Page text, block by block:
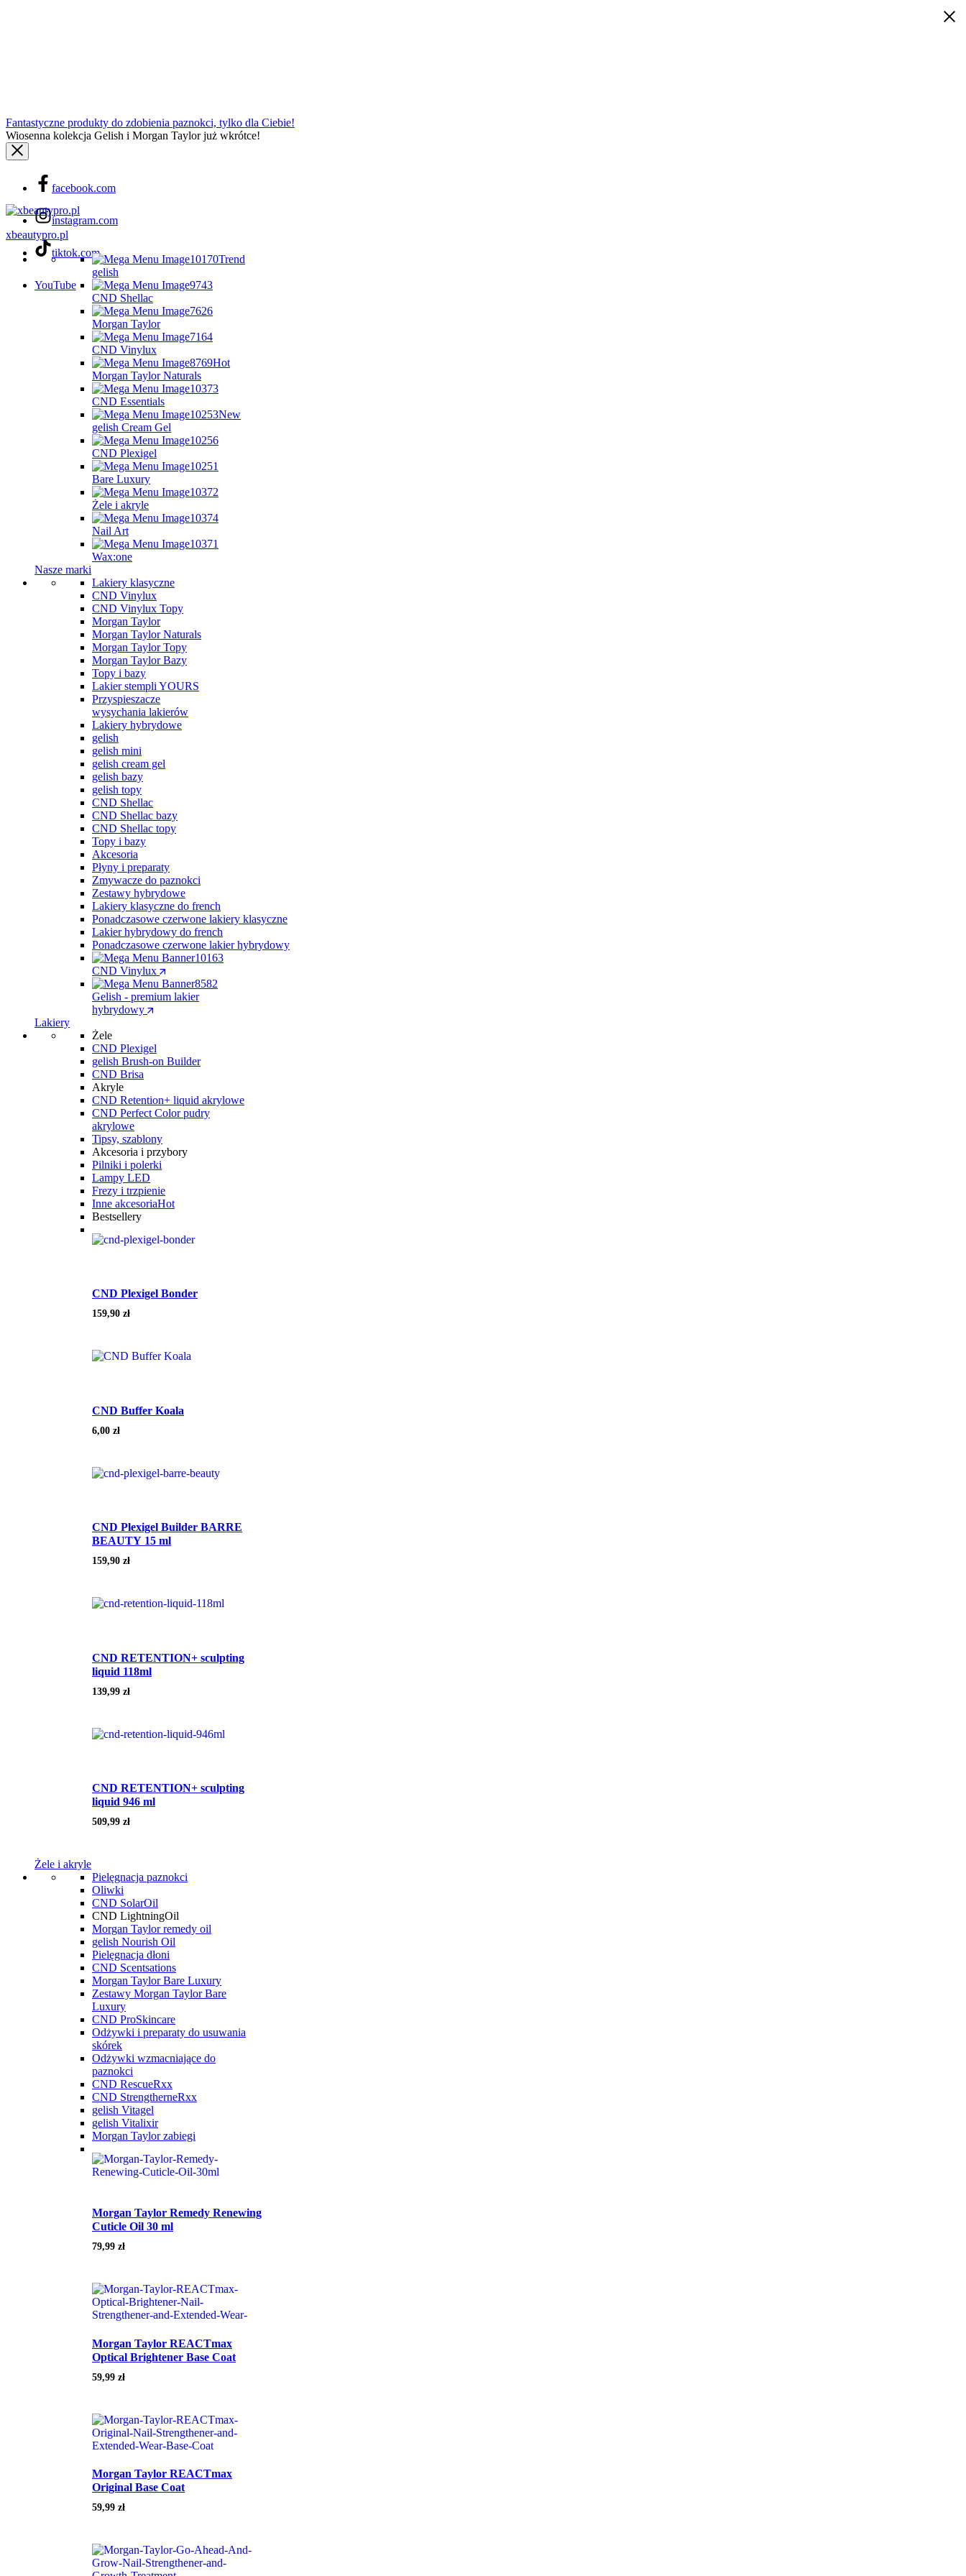
Fantastyczne produkty do zdobienia paznokci, tylko dla Ciebie!
Wiosenna kolekcja Gelish i Morgan Taylor już wkrótce!
facebook.com
instagram.com
tiktok.com
YouTube
xbeautypro.pl
Trend
gelish
CND Shellac
Morgan Taylor
CND Vinylux
Hot
Morgan Taylor Naturals
CND Essentials
New
gelish Cream Gel
CND Plexigel
Bare Luxury
Żele i akryle
Nail Art
Wax:one
Nasze marki
Lakiery klasyczne
CND Vinylux
CND Vinylux Topy
Morgan Taylor
Morgan Taylor Naturals
Morgan Taylor Topy
Morgan Taylor Bazy
Topy i bazy
Lakier stempli YOURS
Przyspieszacze
wysychania lakierów
Lakiery hybrydowe
gelish
gelish mini
gelish cream gel
gelish bazy
gelish topy
CND Shellac
CND Shellac bazy
CND Shellac topy
Topy i bazy
Akcesoria
Płyny i preparaty
Zmywacze do paznokci
Zestawy hybrydowe
Lakiery klasyczne do french
Ponadczasowe czerwone lakiery klasyczne
Lakier hybrydowy do french
Ponadczasowe czerwone lakier hybrydowy
CND Vinylux
Gelish - premium lakier
hybrydowy
Lakiery
Żele
CND Plexigel
gelish Brush-on Builder
CND Brisa
Akryle
CND Retention+ liquid akrylowe
CND Perfect Color pudry
akrylowe
Tipsy, szablony
Akcesoria i przybory
Pilniki i polerki
Lampy LED
Frezy i trzpienie
Inne akcesoriaHot
Bestsellery
CND Plexigel Bonder
159,90 zł
CND Buffer Koala
6,00 zł
CND Plexigel Builder BARRE
BEAUTY 15 ml
159,90 zł
CND RETENTION+ sculpting
liquid 118ml
139,99 zł
CND RETENTION+ sculpting
liquid 946 ml
509,99 zł
Żele i akryle
Pielęgnacja paznokci
Oliwki
CND SolarOil
CND LightningOil
Morgan Taylor remedy oil
gelish Nourish Oil
Pielęgnacja dłoni
CND Scentsations
Morgan Taylor Bare Luxury
Zestawy Morgan Taylor Bare
Luxury
CND ProSkincare
Odżywki i preparaty do usuwania
skórek
Odżywki wzmacniające do
paznokci
CND RescueRxx
CND StrengtherneRxx
gelish Vitagel
gelish Vitalixir
Morgan Taylor zabiegi
Morgan Taylor Remedy Renewing
Cuticle Oil 30 ml
79,99 zł
Morgan Taylor REACTmax
Optical Brightener Base Coat
59,99 zł
Morgan Taylor REACTmax
Original Base Coat
59,99 zł